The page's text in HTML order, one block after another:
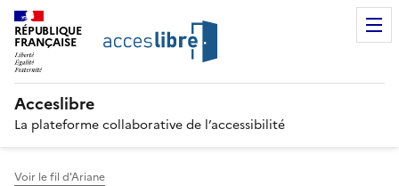
RÉPUBLIQUE
FRANÇAISE
Acceslibre
La plateforme collaborative de l’accessibilité
Voir le fil d'Ariane